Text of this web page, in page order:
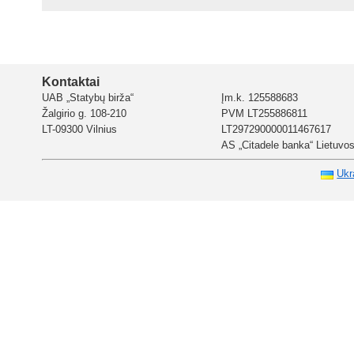
Kontaktai
UAB „Statybų birža“
Žalgirio g. 108-210
LT-09300 Vilnius
Įm.k. 125588683
PVM LT255886811
LT297290000011467617
AS „Citadele banka“